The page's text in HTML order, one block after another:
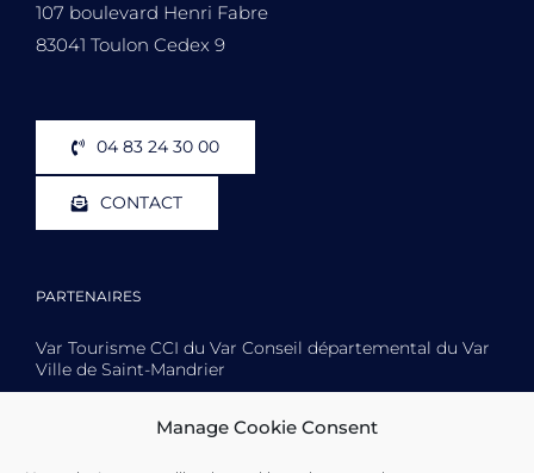
Manage Cookie Consent
107 boulevard Henri Fabre
83041 Toulon Cedex 9
04 83 24 30 00
CONTACT
PARTENAIRES
Var Tourisme CCI du Var Conseil départemental du Var
Ville de Saint-Mandrier